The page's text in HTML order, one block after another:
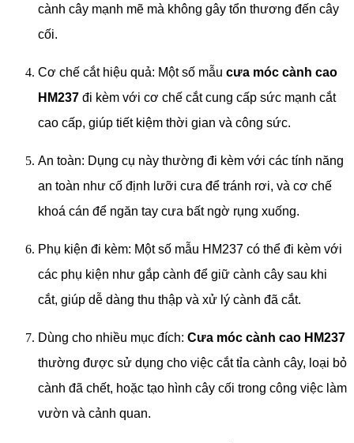
cành cây mạnh mẽ mà không gây tổn thương đến cây
cối.
Cơ chế cắt hiệu quả: Một số mẫu cưa móc cành cao
HM237 đi kèm với cơ chế cắt cung cấp sức mạnh cắt
cao cấp, giúp tiết kiệm thời gian và công sức.
An toàn: Dụng cụ này thường đi kèm với các tính năng
an toàn như cố định lưỡi cưa để tránh rơi, và cơ chế
khoá cán để ngăn tay cưa bất ngờ rụng xuống.
Phụ kiện đi kèm: Một số mẫu HM237 có thể đi kèm với
các phụ kiện như gắp cành để giữ cành cây sau khi
cắt, giúp dễ dàng thu thập và xử lý cành đã cắt.
Dùng cho nhiều mục đích: Cưa móc cành cao HM237
thường được sử dụng cho việc cắt tỉa cành cây, loại bỏ
cành đã chết, hoặc tạo hình cây cối trong công việc làm
vườn và cảnh quan.